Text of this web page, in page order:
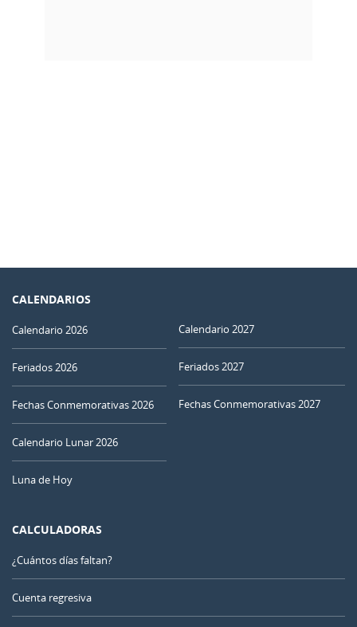
CALENDARIOS
Calendario 2026
Feriados 2026
Fechas Conmemorativas 2026
Calendario Lunar 2026
Luna de Hoy
Calendario 2027
Feriados 2027
Fechas Conmemorativas 2027
CALCULADORAS
¿Cuántos días faltan?
Cuenta regresiva